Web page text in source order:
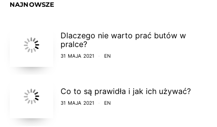
NAJNOWSZE
Dlaczego nie warto prać butów w
pralce?
31 MAJA 2021 EN
Co to są prawidła i jak ich używać?
31 MAJA 2021 EN